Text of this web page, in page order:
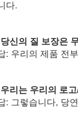
다.
신의 질 보장은
: 우리의 제품 전
리는 우리의 로
: 그렇습니다, 당